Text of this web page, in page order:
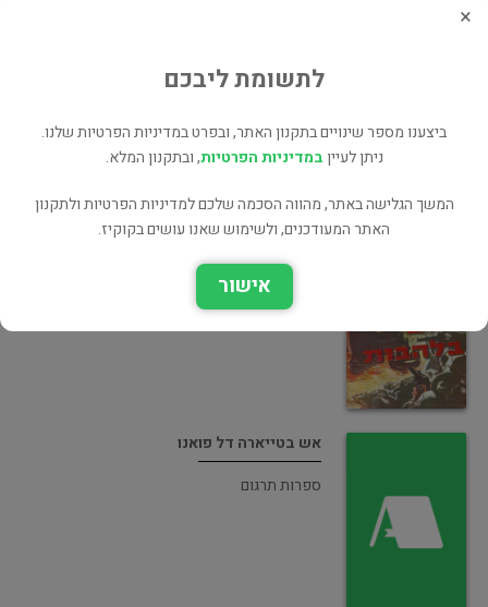
אימה ומתח
פטריק קים צי בלהבות
מתח ופעולה
אש בטייארה דל פואנו
ספרות תרגום
×
לתשומת ליבכם
ביצענו מספר שינויים בתקנון האתר, ובפרט במדיניות הפרטיות שלנו.
ניתן לעייןבמדיניות הפרטיות, ובתקנון המלא.
המשך הגלישה באתר, מהווה הסכמה שלכם למדיניות הפרטיות ולתקנון
האתר המעודכנים, ולשימוש שאנו עושים בקוקיז.
אישור